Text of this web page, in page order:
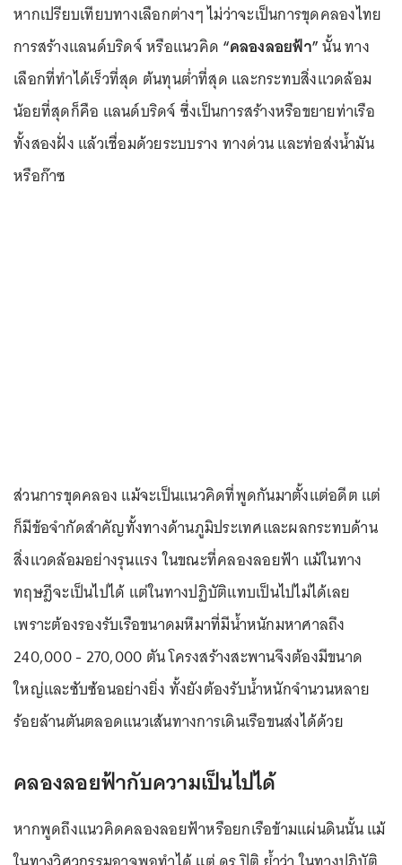
หากเปรียบเทียบทางเลือกต่างๆ ไม่ว่าจะเป็นการขุดคลองไทย
การสร้างแลนด์บริดจ์ หรือแนวคิด “คลองลอยฟ้า”นั้น ทาง
เลือกที่ทำได้เร็วที่สุด ต้นทุนต่ำที่สุด และกระทบสิ่งแวดล้อม
น้อยที่สุดก็คือ แลนด์บริดจ์ ซึ่งเป็นการสร้างหรือขยายท่าเรือ
ทั้งสองฝั่ง แล้วเชื่อมด้วยระบบราง ทางด่วน และท่อส่งน้ำมัน
หรือก๊าซ
ส่วนการขุดคลอง แม้จะเป็นแนวคิดที่พูดกันมาตั้งแต่อดีต แต่
ก็มีข้อจำกัดสำคัญทั้งทางด้านภูมิประเทศและผลกระทบด้าน
สิ่งแวดล้อมอย่างรุนแรง ในขณะที่คลองลอยฟ้า แม้ในทาง
ทฤษฎีจะเป็นไปได้ แต่ในทางปฏิบัติแทบเป็นไปไม่ได้เลย
เพราะต้องรองรับเรือขนาดมหึมาที่มีน้ำหนักมหาศาลถึง
240,000 - 270,000 ตัน โครงสร้างสะพานจึงต้องมีขนาด
ใหญ่และซับซ้อนอย่างยิ่ง ทั้งยังต้องรับน้ำหนักจำนวนหลาย
ร้อยล้านตันตลอดแนวเส้นทางการเดินเรือขนส่งได้ด้วย
คลองลอยฟ้ากับความเป็นไปได้
หากพูดถึงแนวคิดคลองลอยฟ้าหรือยกเรือข้ามแผ่นดินนั้น แม้